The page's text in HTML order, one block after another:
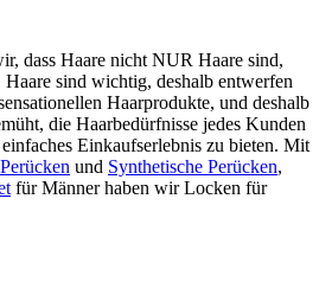
dass Haare nicht NUR Haare sind,
sind wichtig, deshalb entwerfen
Haarprodukte, und deshalb
die Haarbedürfnisse jedes Kunden
Einkaufserlebnis zu bieten. Mit
und Synthetische Perücken,
für Männer haben wir Locken für